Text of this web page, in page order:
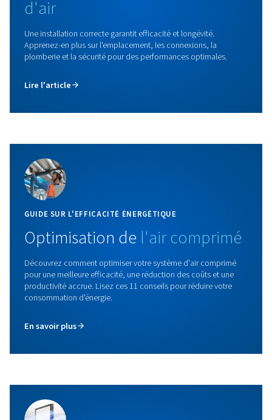
Plans d'entretien
Garantissez des performances fiables grâce à un plan
maintenance adapté à vos besoins. Réduisez les temps
améliorez l’efficacité et laissez les experts se charger
maintenance. Découvrez-en plus ici.